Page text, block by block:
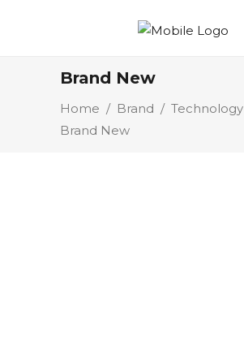
Brand New
Home / Brand / Technology
Brand New